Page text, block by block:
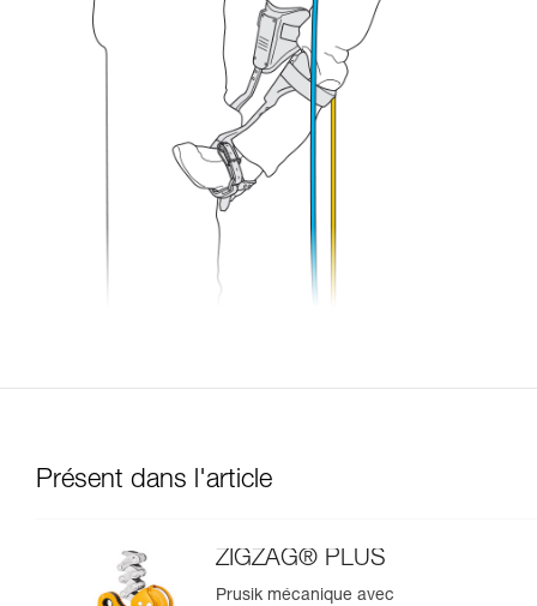
Présent dans l'article
ZIGZAG® PLUS
Prusik mécanique avec